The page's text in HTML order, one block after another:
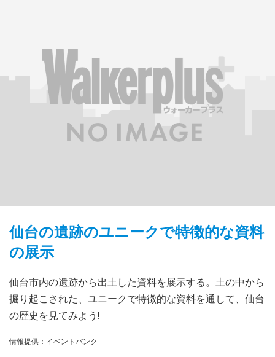
仙台の遺跡のユニークで特徴的な資料
の展示
仙台市内の遺跡から出土した資料を展示する。土の中から
掘り起こされた、ユニークで特徴的な資料を通して、仙台
の歴史を見てみよう!
情報提供：イベントバンク